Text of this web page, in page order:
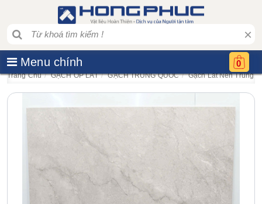
×
Menu chính 0
Trang Chủ GẠCH ỐP LÁT GẠCH TRUNG QUỐC Gạch Lát Nền Trung